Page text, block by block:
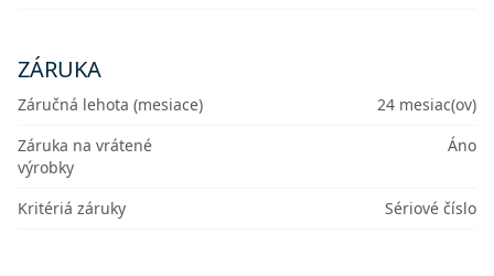
ZÁRUKA
Záručná lehota (mesiace)
24 mesiac(ov)
Záruka na vrátené
výrobky
Áno
Kritériá záruky Sériové číslo